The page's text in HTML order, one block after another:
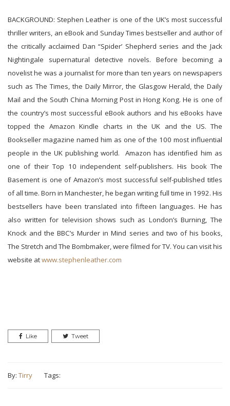
BACKGROUND: Stephen Leather is one of the UK’s most successful
thriller writers, an eBook and Sunday Times bestseller and author of
the critically acclaimed Dan “Spider’ Shepherd series and the Jack
Nightingale supernatural detective novels. Before becoming a
novelist he was a journalist for more than ten years on newspapers
such as The Times, the Daily Mirror, the Glasgow Herald, the Daily
Mail and the South China Morning Post in Hong Kong. He is one of
the country’s most successful eBook authors and his eBooks have
topped the Amazon Kindle charts in the UK and the US. The
Bookseller magazine named him as one of the 100 most influential
people in the UK publishing world. Amazon has identified him as
one of their Top 10 independent self-publishers. His book The
Basement is one of Amazon’s most successful self-published titles
of all time. Born in Manchester, he began writing full time in 1992. His
bestsellers have been translated into fifteen languages. He has
also written for television shows such as London’s Burning, The
Knock and the BBC’s Murder in Mind series and two of his books,
The Stretch and The Bombmaker, were filmed for TV. You can visit his
website atwww.stephenleather.com
Like Tweet
By: Tirry Tags: